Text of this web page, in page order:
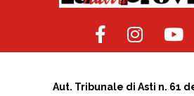
Aut. Tribunale di Asti n. 61